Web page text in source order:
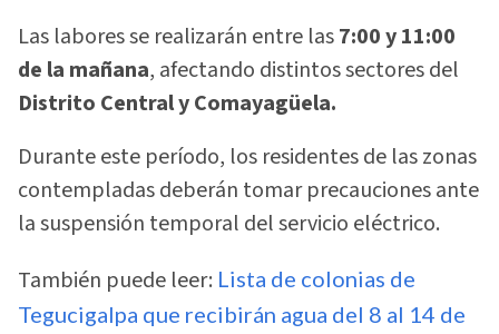
Las labores se realizarán entre las7:00 y 11:00
de la mañana, afectando distintos sectores del
Distrito Central y Comayagüela.
Durante este período, los residentes de las zonas
contempladas deberán tomar precauciones ante
la suspensión temporal del servicio eléctrico.
También puede leer: Lista de colonias de
Tegucigalpa que recibirán agua del 8 al 14 de